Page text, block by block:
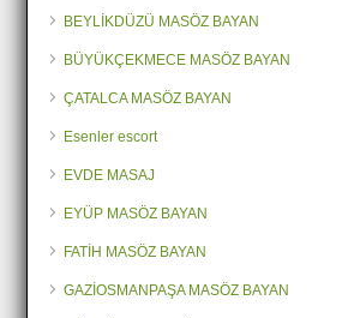
BEYLİKDÜZÜ MASÖZ BAYAN
BÜYÜKÇEKMECE MASÖZ BAYAN
ÇATALCA MASÖZ BAYAN
Esenler escort
EVDE MASAJ
EYÜP MASÖZ BAYAN
FATİH MASÖZ BAYAN
GAZİOSMANPAŞA MASÖZ BAYAN